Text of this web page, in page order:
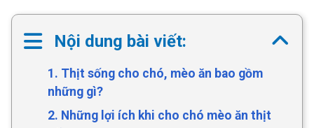
Nội dung bài viết:
1. Thịt sống cho chó, mèo ăn bao gồm
những gì?
2. Những lợi ích khi cho chó mèo ăn thịt